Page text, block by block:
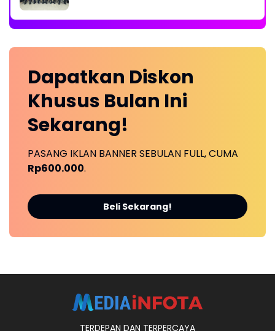
Dapatkan Diskon
Khusus Bulan Ini
Sekarang!
PASANG IKLAN BANNER SEBULAN FULL, CUMA
Rp600.000.
Beli Sekarang!
TERDEPAN DAN TERPERCAYA